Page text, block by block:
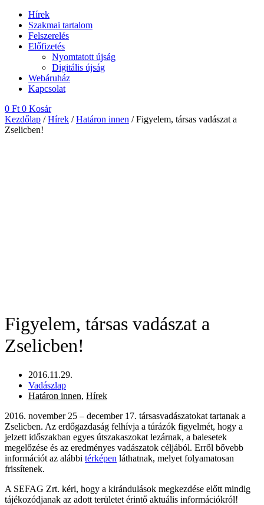
Hírek
Szakmai tartalom
Felszerelés
Előfizetés
Nyomtatott újság
Digitális újság
Webáruház
Kapcsolat
0 Ft 0 Kosár
Kezdőlap /Hírek /Határon innen / Figyelem, társas vadászat a
Zselicben!
Figyelem, társas vadászat a
Zselicben!
2016.11.29.
Vadászlap
Határon innen, Hírek
2016. november 25 – december 17. társasvadászatokat tartanak a
Zselicben. Az erdőgazdaság felhívja a túrázók figyelmét, hogy a
jelzett időszakban egyes útszakaszokat lezárnak, a balesetek
megelőzése és az eredményes vadászatok céljából. Erről bővebb
információt az alábbi térképen láthatnak, melyet folyamatosan
frissítenek.
A SEFAG Zrt. kéri, hogy a kirándulások megkezdése előtt mindig
tájékozódjanak az adott területet érintő aktuális információkról!